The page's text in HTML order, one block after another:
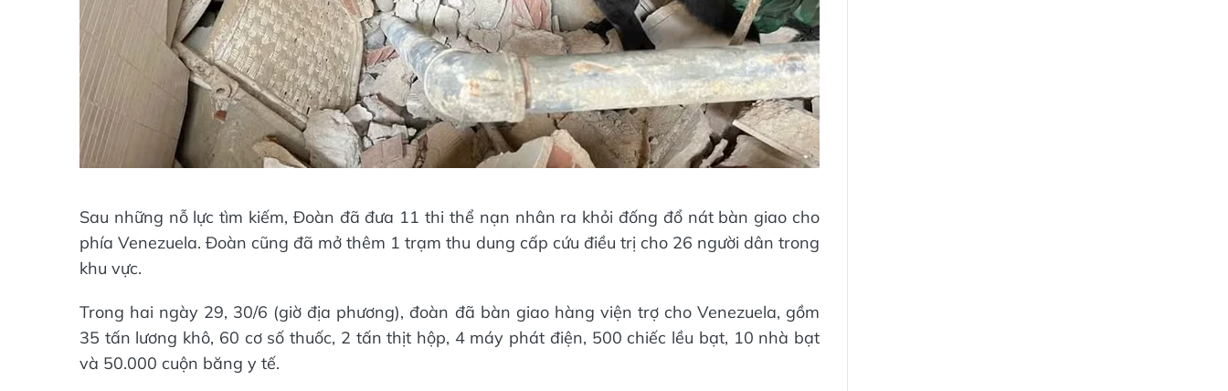
Sau những nỗ lực tìm kiếm, Đoàn đã đưa 11 thi thể nạn nhân ra khỏi đống đổ nát bàn giao cho
phía Venezuela. Đoàn cũng đã mở thêm 1 trạm thu dung cấp cứu điều trị cho 26 người dân trong
khu vực.
Trong hai ngày 29, 30/6 (giờ địa phương), đoàn đã bàn giao hàng viện trợ cho Venezuela, gồm
35 tấn lương khô, 60 cơ số thuốc, 2 tấn thịt hộp, 4 máy phát điện, 500 chiếc lều bạt, 10 nhà bạt
và 50.000 cuộn băng y tế.